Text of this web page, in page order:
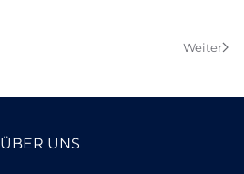
Weiter
ÜBER UNS